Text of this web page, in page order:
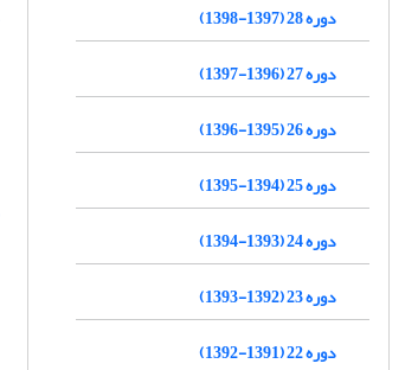
دوره 28 (1397-1398)
دوره 27 (1396-1397)
دوره 26 (1395-1396)
دوره 25 (1394-1395)
دوره 24 (1393-1394)
دوره 23 (1392-1393)
دوره 22 (1391-1392)